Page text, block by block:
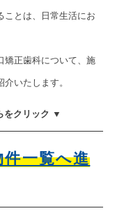
ことは、日常生活にお
矯正歯科について、施
いたします。
をクリック ▼
件一覧へ進